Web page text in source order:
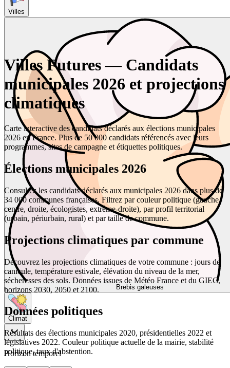
Villes
Brebis galeuses
Climat
Horizon temporel
Villes Futures — Candidats
municipales 2026 et projections
climatiques
Carte interactive des candidats déclarés aux élections municipales
2026 en France. Plus de 50 000 candidats référencés avec leurs
programmes, sites de campagne et étiquettes politiques.
Élections municipales 2026
Consultez les candidats déclarés aux municipales 2026 dans plus de
34 000 communes françaises. Filtrez par couleur politique (gauche,
centre, droite, écologistes, extrême-droite), par profil territorial
(urbain, périurbain, rural) et par taille de commune.
Projections climatiques par commune
Découvrez les projections climatiques de votre commune : jours de
canicule, température estivale, élévation du niveau de la mer,
sécheresses des sols. Données issues de Météo France et du GIEC,
horizons 2030, 2050 et 2100.
Données politiques
Résultats des élections municipales 2020, présidentielles 2022 et
législatives 2022. Couleur politique actuelle de la mairie, stabilité
politique, taux d'abstention.